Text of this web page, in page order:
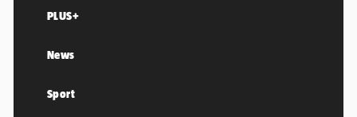
PLUS+
News
Sport